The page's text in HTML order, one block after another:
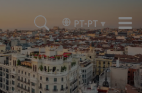
PT-PT ▾